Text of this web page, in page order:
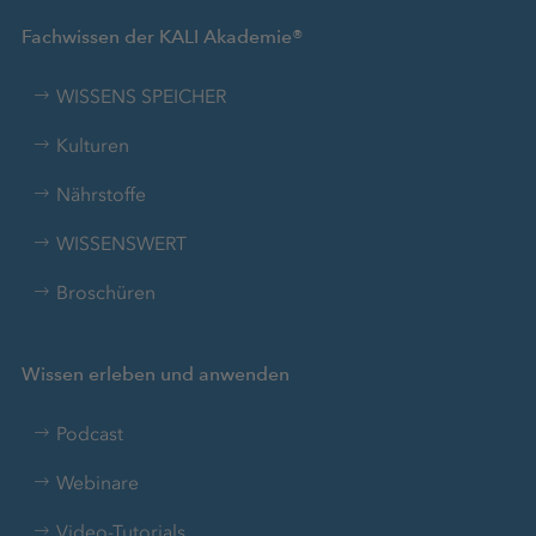
Fachwissen der KALI Akademie®
WISSENS SPEICHER
Kulturen
Nährstoffe
WISSENSWERT
Broschüren
Wissen erleben und anwenden
Podcast
Webinare
Video-Tutorials